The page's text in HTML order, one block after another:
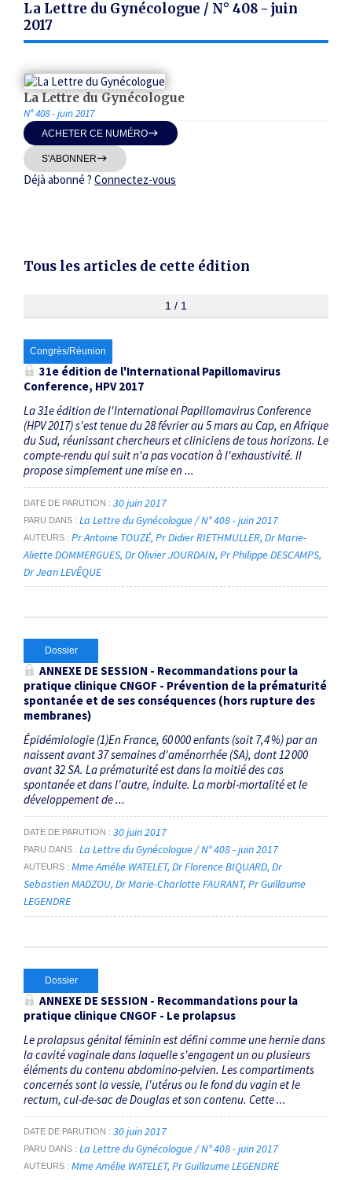
Thématiques
Du
La Lettre du Gynécologue / N° 408 - juin
2017
La Lettre du Gynécologue
N° 408 - juin 2017
ACHETER CE NUMÉRO
S'ABONNER
Déjà abonné ? Connectez-vous
Tous les articles de cette édition
1 / 1
Congrès/Réunion
31e édition de l'International Papillomavirus
Conference, HPV 2017
La 31e édition de l'International Papillomavirus Conference
(HPV 2017) s'est tenue du 28 février au 5 mars au Cap, en Afrique
du Sud, réunissant chercheurs et cliniciens de tous horizons. Le
compte-rendu qui suit n'a pas vocation à l'exhaustivité. Il
propose simplement une mise en ...
DATE DE PARUTION 30 juin 2017
PARU DANS La Lettre du Gynécologue / N° 408 - juin 2017
AUTEURS Pr Antoine TOUZÉ Pr Didier RIETHMULLER Dr Marie-
Aliette DOMMERGUES Dr Olivier JOURDAIN Pr Philippe DESCAMPS
Dr Jean LEVÊQUE
Dossier
ANNEXE DE SESSION - Recommandations pour la
pratique clinique CNGOF - Prévention de la prématurité
spontanée et de ses conséquences (hors rupture des
membranes)
Épidémiologie (1)En France, 60 000 enfants (soit 7,4 %) par an
naissent avant 37 semaines d'aménorrhée (SA), dont 12 000
avant 32 SA. La prématurité est dans la moitié des cas
spontanée et dans l'autre, induite. La ­morbi-mortalité et le
développement de ...
DATE DE PARUTION 30 juin 2017
PARU DANS La Lettre du Gynécologue / N° 408 - juin 2017
AUTEURS Mme Amélie WATELET Dr Florence BIQUARD Dr
Sebastien MADZOU Dr Marie-Charlotte FAURANT Pr Guillaume
LEGENDRE
Dossier
ANNEXE DE SESSION - Recommandations pour la
pratique clinique CNGOF - Le prolapsus
Le prolapsus génital féminin est défini comme une hernie dans
la cavité vaginale dans laquelle s'engagent un ou plusieurs
éléments du contenu abdomino-pelvien. Les compartiments
concernés sont la vessie, l'utérus ou le fond du vagin et le
rectum, cul-de-sac de Douglas et son contenu. Cette ...
DATE DE PARUTION 30 juin 2017
PARU DANS La Lettre du Gynécologue / N° 408 - juin 2017
AUTEURS Mme Amélie WATELET Pr Guillaume LEGENDRE